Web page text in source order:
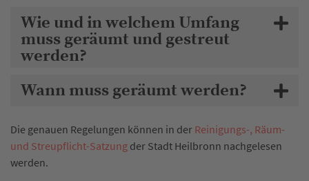
Wie und in welchem Umfang
muss geräumt und gestreut
werden?
Wann muss geräumt werden?
Die genauen Regelungen können in der Reinigungs-, Räum-
und Streupflicht-Satzung der Stadt Heilbronn nachgelesen
werden.